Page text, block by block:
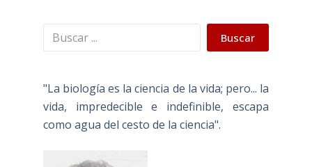
Buscar Buscar
"La biología es la ciencia de la vida; pero... la
vida, impredecible e indefinible, escapa
como agua del cesto de la ciencia".